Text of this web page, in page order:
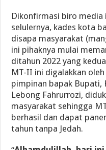
Dikonfirmasi biro media
selulernya, kades kota
disapa masyarakat
ini pihaknya mulai
ditahun 2022 yang
MT-II ini digalakkan
pimpinan bapak Bupati,
Lebong Fahrurrozi,
masyarakat sehingga
berhasil dan dapat
tahun tanpa Jedah.